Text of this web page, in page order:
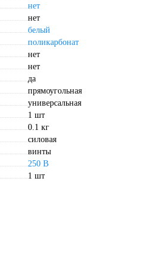
нет
нет
белый
поликарбонат
нет
нет
да
прямоугольная
универсальная
1 шт
0.1 кг
силовая
винты
250 В
1 шт